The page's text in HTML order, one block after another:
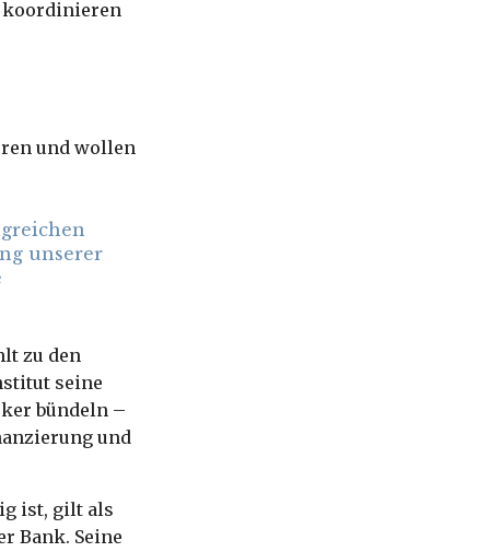
koordinieren
und wollen
unserer
zu den
seine
bündeln –
und
ist, gilt als
Bank. Seine